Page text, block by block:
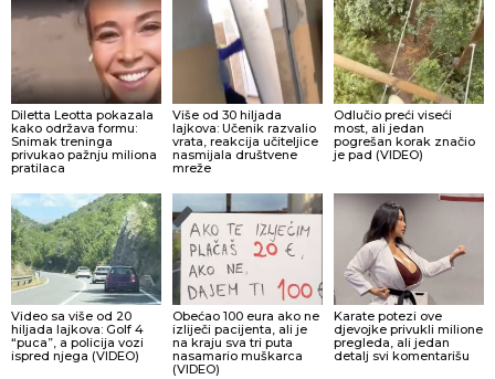
Diletta Leotta pokazala
kako održava formu:
Snimak treninga
privukao pažnju miliona
pratilaca
Više od 30 hiljada
lajkova: Učenik razvalio
vrata, reakcija učiteljice
nasmijala društvene
mreže
Odlučio preći viseći
most, ali jedan
pogrešan korak značio
je pad (VIDEO)
Video sa više od 20
hiljada lajkova: Golf 4
“puca”, a policija vozi
ispred njega (VIDEO)
Obećao 100 eura ako ne
izliječi pacijenta, ali je
na kraju sva tri puta
nasamario muškarca
(VIDEO)
Karate potezi ove
djevojke privukli milione
pregleda, ali jedan
detalj svi komentarišu